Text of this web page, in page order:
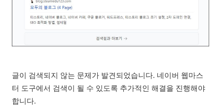
글이 검색되지 않는 문제가 발견되었습니다. 네이버 웹마스
터 도구에서 검색이 될 수 있도록 추가적인 해결을 진행해야
합니다.